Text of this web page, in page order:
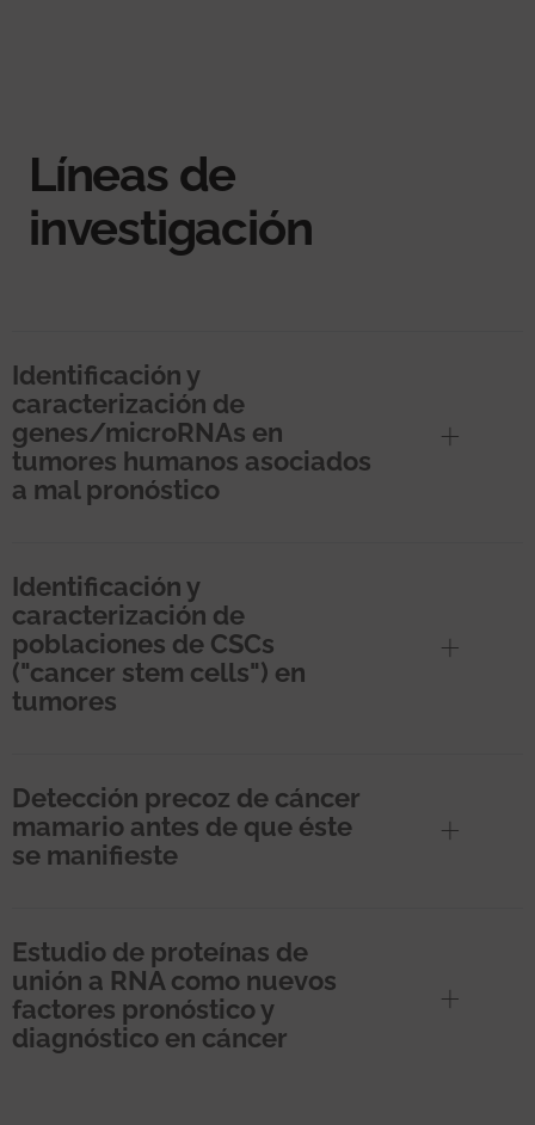
Líneas de
investigación
Identificación y
caracterización de
genes/microRNAs en
tumores humanos asociados
a mal pronóstico
Identificación y
caracterización de
poblaciones de CSCs
("cancer stem cells") en
tumores
Detección precoz de cáncer
mamario antes de que éste
se manifieste
Estudio de proteínas de
unión a RNA como nuevos
factores pronóstico y
diagnóstico en cáncer